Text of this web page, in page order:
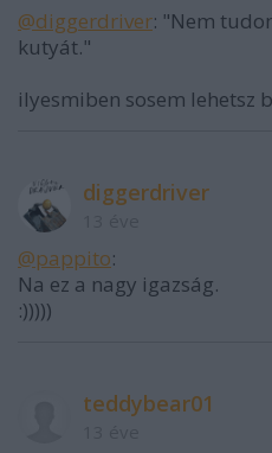
@diggerdriver: "Nem
kutyát."
ilyesmiben sosem lehetsz
diggerdriver
@pappito:
Na ez a nagy igazság.
:)))))
teddybear01